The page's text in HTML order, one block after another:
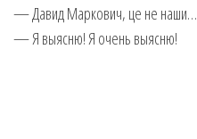
— Давид Маркович, це не наши…
— Я выясню! Я очень выясню!